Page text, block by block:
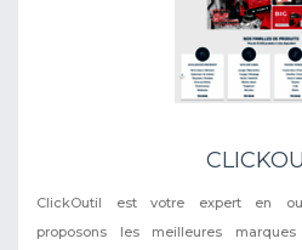
ClickOutil est votre expert en
proposons les meilleures